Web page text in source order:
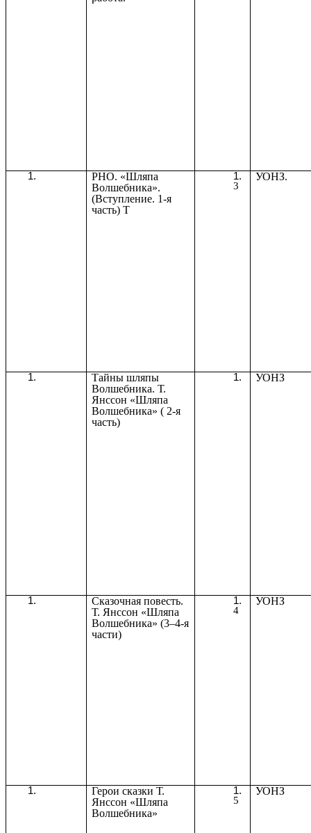
РНО. «Шляпа
Волшебника».
(Вступление. 1-я
часть) Т
3
УОНЗ.
Тайны шляпы
Волшебника. Т.
Янссон «Шляпа
Волшебника» ( 2-я
часть)
УОНЗ
Сказочная повесть.
Т. Янссон «Шляпа
Волшебника» (3–4-я
части)
4
УОНЗ
Герои сказки Т.
Янссон «Шляпа
Волшебника»
5
УОНЗ